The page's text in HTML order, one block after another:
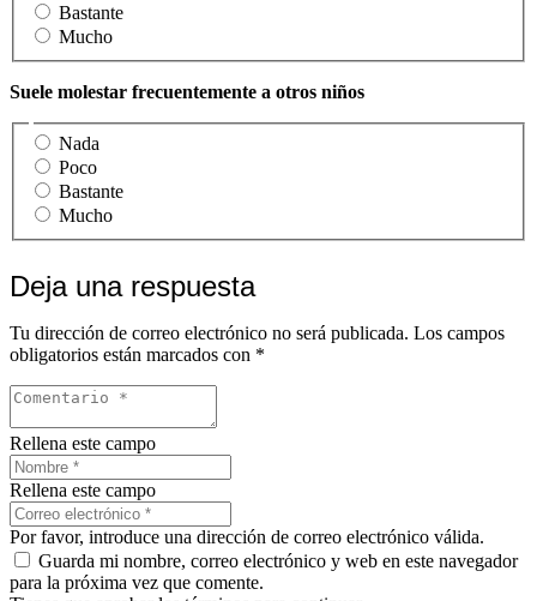
Bastante
Mucho
Suele molestar frecuentemente a otros niños
Nada
Poco
Bastante
Mucho
Deja una respuesta
Tu dirección de correo electrónico no será publicada. Los campos
obligatorios están marcados con *
Rellena este campo
Rellena este campo
Por favor, introduce una dirección de correo electrónico válida.
Guarda mi nombre, correo electrónico y web en este navegador
para la próxima vez que comente.